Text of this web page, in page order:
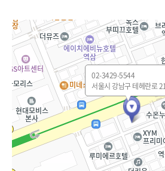
02-3429-5544
서울시 강남구 테헤란로